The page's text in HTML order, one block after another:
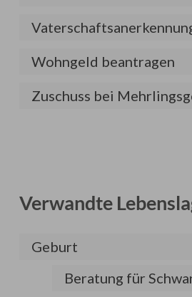
Wohngeld beantragen
Zuschuss bei
Verwandte
Geburt
Beratung für